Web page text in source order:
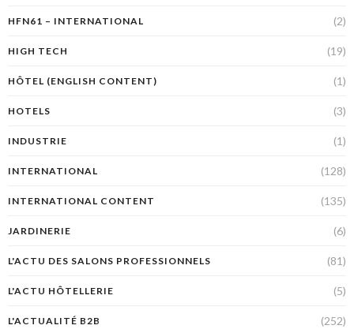
HFN61 – INTERNATIONAL (2)
HIGH TECH (19)
HÔTEL (ENGLISH CONTENT) (1)
HOTELS (3)
INDUSTRIE (1)
INTERNATIONAL (128)
INTERNATIONAL CONTENT (135)
JARDINERIE (6)
L'ACTU DES SALONS PROFESSIONNELS (81)
L'ACTU HÔTELLERIE (5)
L'ACTUALITÉ B2B (252)